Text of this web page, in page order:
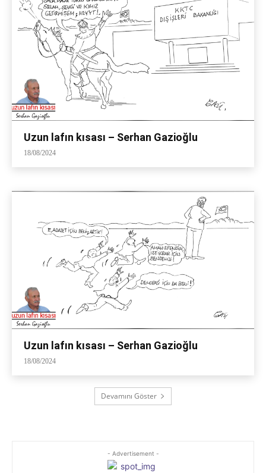
Uzun lafın kısası – Serhan Gazioğlu
18/08/2024
Uzun lafın kısası – Serhan Gazioğlu
18/08/2024
Devamını Göster
- Advertisement -